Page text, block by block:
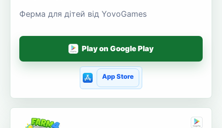
Ферма для дітей від YovoGames
Play on Google Play
App Store